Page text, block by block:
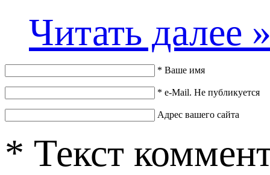
Читать далее
* Ваше имя
* e-Mail. Не публикуется
Адрес вашего сайта
* Текст